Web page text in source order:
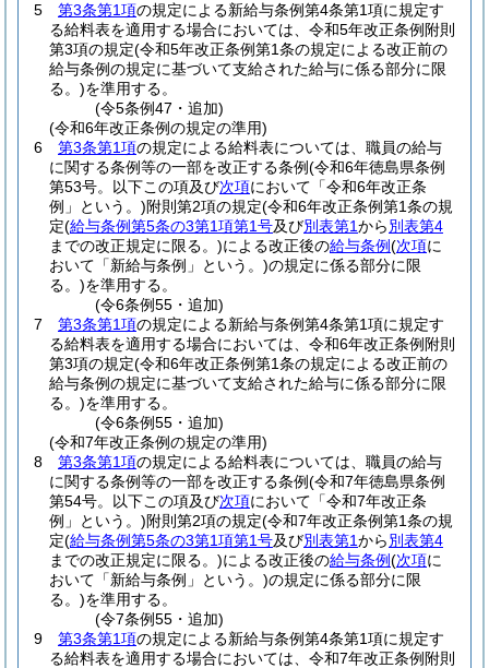
5
第3条第1項の規定による新給与条例第4条第1項に規定す
る給料表を適用する場合においては、令和5年改正条例附則
第3項の規定(令和5年改正条例第1条の規定による改正前の
給与条例の規定に基づいて支給された給与に係る部分に限
る。)を準用する。
(令5条例47・追加)
(令和6年改正条例の規定の準用)
6
第3条第1項の規定による給料表については、職員の給与
に関する条例等の一部を改正する条例(令和6年徳島県条例
第53号。以下この項及び次項において「令和6年改正条
例」という。)附則第2項の規定(令和6年改正条例第1条の規
定(給与条例第5条の3第1項第1号及び別表第1から別表第4
までの改正規定に限る。)による改正後の給与条例(次項に
おいて「新給与条例」という。)の規定に係る部分に限
る。)を準用する。
(令6条例55・追加)
7
第3条第1項の規定による新給与条例第4条第1項に規定す
る給料表を適用する場合においては、令和6年改正条例附則
第3項の規定(令和6年改正条例第1条の規定による改正前の
給与条例の規定に基づいて支給された給与に係る部分に限
る。)を準用する。
(令6条例55・追加)
(令和7年改正条例の規定の準用)
8
第3条第1項の規定による給料表については、職員の給与
に関する条例等の一部を改正する条例(令和7年徳島県条例
第54号。以下この項及び次項において「令和7年改正条
例」という。)附則第2項の規定(令和7年改正条例第1条の規
定(給与条例第5条の3第1項第1号及び別表第1から別表第4
までの改正規定に限る。)による改正後の給与条例(次項に
おいて「新給与条例」という。)の規定に係る部分に限
る。)を準用する。
(令7条例55・追加)
9
第3条第1項の規定による新給与条例第4条第1項に規定す
る給料表を適用する場合においては、令和7年改正条例附則